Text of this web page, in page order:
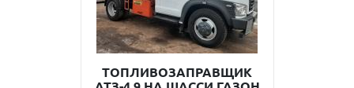
ТОПЛИВОЗАПРАВЩИК